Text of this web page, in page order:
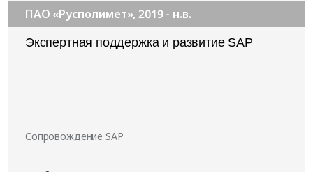
ПАО «Русполимет», 2019 - н.в.
Экспертная поддержка и развитие SAP
Сопровождение SAP